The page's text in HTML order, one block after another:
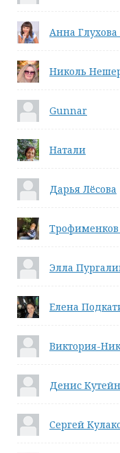
Анна
Николь
Gunnar
Натали
Дарья Лёсова
Трофименков
Элла
Елена
Виктория-
Денис
Сергей